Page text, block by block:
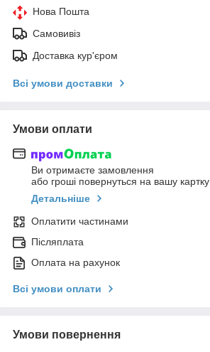
Нова Пошта
Самовивіз
Доставка кур'єром
Всі умови доставки
Умови оплати
Ви отримаєте замовлення
або гроші повернуться на вашу картку
Детальніше
Оплатити частинами
Післяплата
Оплата на рахунок
Всі умови оплати
Умови повернення